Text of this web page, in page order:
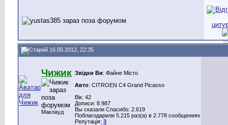
16.05.2012, 22:35
Чижик
Маклауд
Звідки Ви: Файне Місто
Авто: CITROEN C4 Grand Picasso
Вік: 42
Дописи: 8.987
Вы сказали Спасибо: 2.619
Поблагодарили 5.215 раз(а) в 2.778 сообщениях
Репутація: 3